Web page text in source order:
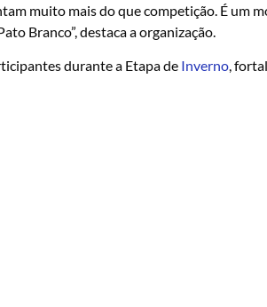
muito mais do que competição. É um
Branco”, destaca a organização.
durante a Etapa de Inverno,